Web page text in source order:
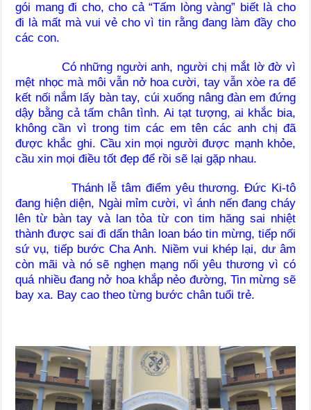
gói mang đi cho, cho cả “Tấm lòng vàng” biết là cho
đi là mất mà vui vẻ cho vì tin rằng đang làm đầy cho
các con.
Có những người anh, người chị mắt lờ đờ vì
mệt nhọc mà môi vẫn nở hoa cười, tay vẫn xòe ra để
kết nối nắm lấy bàn tay, cúi xuống nâng đàn em đứng
dậy bằng cả tấm chân tình. Ai tạt tượng, ai khắc bia,
không cần vì trong tim các em tên các anh chị đã
được khắc ghi. Cầu xin mọi người được mạnh khỏe,
cầu xin mọi điều tốt đẹp để rồi sẽ lại gặp nhau.
Thánh lễ tâm điểm yêu thương. Đức Ki-tô
đang hiện diện, Ngài mỉm cười, vì ánh nến đang cháy
lên từ bàn tay và lan tỏa từ con tim hăng sai nhiệt
thành được sai đi dấn thân loan báo tin mừng, tiếp nối
sứ vụ, tiếp bước Cha Anh. Niềm vui khép lại, dư âm
còn mãi và nó sẽ nghẹn mạng nối yêu thương vì có
quá nhiều đang nở hoa khắp nẻo đường, Tin mừng sẽ
bay xa. Bay cao theo từng bước chân tuổi trẻ.